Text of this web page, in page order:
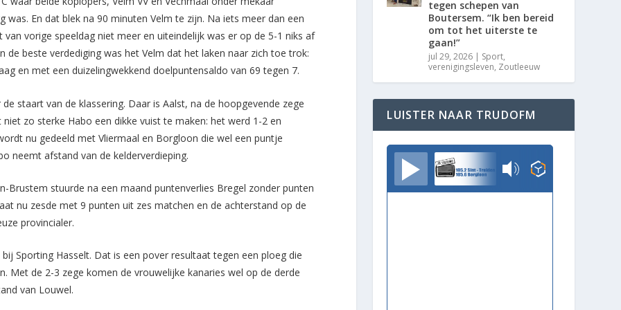
En dat blek na 90 minuten Velm te zijn. Na iets meer dan een
vorige speeldag niet meer en uiteindelijk was er op de 5-1 niks af
de beste verdediging was het Velm dat het laken naar zich toe trok:
en met een duizelingwekkend doelpuntensaldo van 69 tegen 7.
staart van de klassering. Daar is Aalst, na de hoopgevende zege
zo sterke Habo een dikke vuist te maken: het werd 1-2 en
nu gedeeld met Vliermaal en Borgloon die wel een puntje
neemt afstand van de kelderverdieping.
Brustem stuurde na een maand puntenverlies Bregel zonder punten
nu zesde met 9 punten uit zes matchen en de achterstand op de
provincialer.
Sporting Hasselt. Dat is een pover resultaat tegen een ploeg die
Met de 2-3 zege komen de vrouwelijke kanaries wel op de derde
van Louwel.
tegen schepen van
Boutersem. “Ik ben bereid
om tot het uiterste te
gaan!”
jul 29, 2026 | Sport,
verenigingsleven, Zoutleeuw
LUISTER NAAR TRUDOFM
TrudoFM